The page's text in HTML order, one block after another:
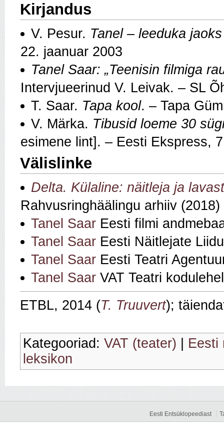
Kirjandus
V. Pesur. Tanel – leeduka
22. jaanuar 2003
Tanel Saar: „Teenisin filmiga
Intervjueerinud V. Leivak. – SL
T. Saar. Tapa kool. – Tapa
V. Märka. Tibusid loeme 30
esimene lint]. – Eesti Ekspress,
Välislinke
Delta. Külaline: näitleja ja
Rahvusringhäälingu arhiiv (2018)
Tanel Saar Eesti filmi
Tanel Saar Eesti Näitlejate
Tanel Saar Eesti Teatri
Tanel Saar VAT Teatri kodulehel
ETBL, 2014 (T. Truuvert);
Kategooriad: VAT (teater)
Eesti
leksikon
Eesti Entsüklopeediast